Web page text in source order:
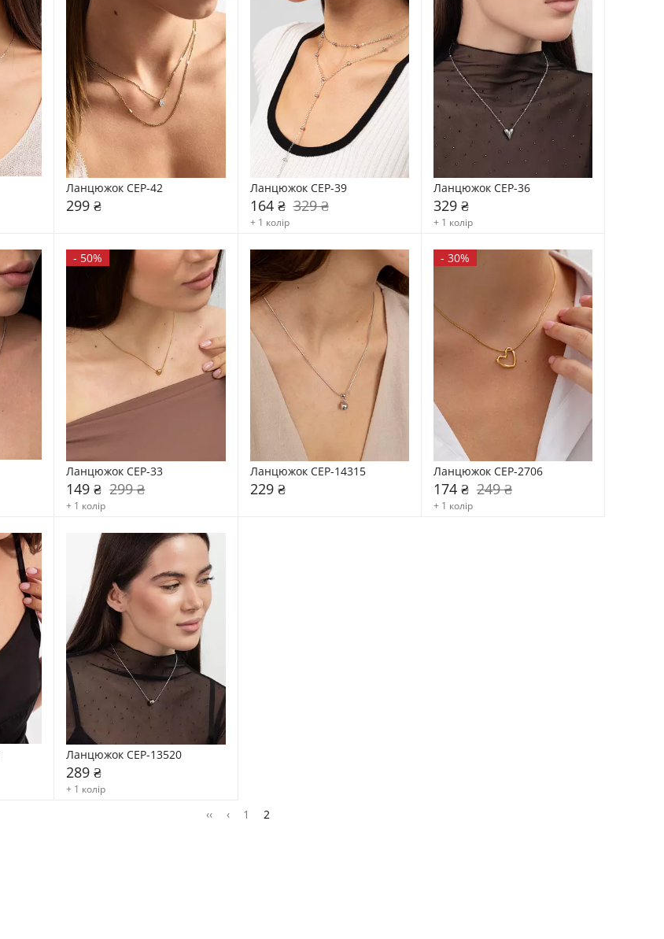
Ланцюжок CEP-42
299 ₴
Ланцюжок CEP-39
164 ₴ 329 ₴
+ 1 колір
Ланцюжок CEP-36
329 ₴
+ 1 колір
- 50%
Ланцюжок CEP-33
149 ₴ 299 ₴
+ 1 колір
Ланцюжок CEP-14315
229 ₴
- 30%
Ланцюжок CEP-2706
174 ₴ 249 ₴
+ 1 колір
Ланцюжок CEP-13520
289 ₴
+ 1 колір
‹‹ ‹ 1 2